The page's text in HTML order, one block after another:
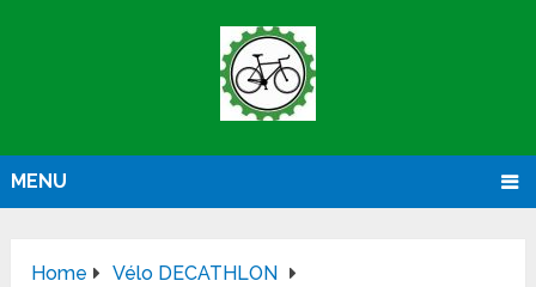
MENU
Home
Vélo DECATHLON